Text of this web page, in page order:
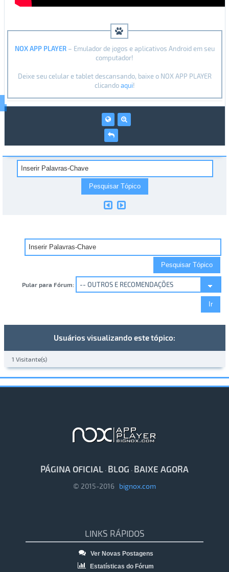
NOX APP PLAYER– Emulador de jogos e aplicativos Android em seu
computador!
Deixe seu celular e tablet descansando, baixe o NOX APP PLAYER
clicandoaqui!
Pular para Fórum:
Usuários visualizando este tópico:
1 Visitante(s)
PÁGINA OFICIAL · BLOG · BAIXE AGORA
© 2015-2016 bignox.com
LINKS RÁPIDOS
Ver Novas Postagens
Estatísticas do Fórum